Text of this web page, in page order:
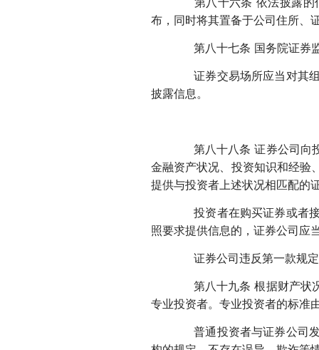
布，同时将其置备于公司住所、
第八十七条 国务院证券监
证券交易场所应当对其组
披露信息。
第八十八条 证券公司向投
金融资产状况、投资知识和经验
提供与投资者上述状况相匹配的
投资者在购买证券或者接
照要求提供信息的，证券公司应
证券公司违反第一款规定
第八十九条 根据财产状况
专业投资者。专业投资者的标准
普通投资者与证券公司发